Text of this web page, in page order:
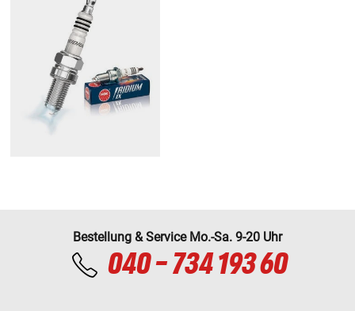
Bestellung & Service Mo.-Sa. 9-20 Uhr
040 - 734 193 60